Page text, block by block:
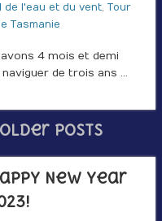
de l'eau et du vent, Tour
Tasmanie
4 mois et demi
de trois ans …
posts
New Year